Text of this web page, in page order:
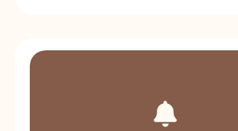
問わず、ものまねに自信ある方、大